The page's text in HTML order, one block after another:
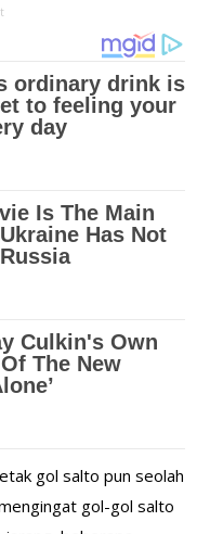
gol salto pun seolah
gol-gol salto